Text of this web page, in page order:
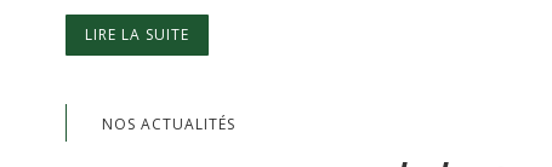
LIRE LA SUITE
NOS ACTUALITÉS